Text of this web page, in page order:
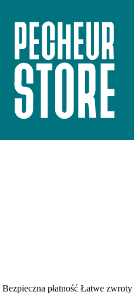
Bezpieczna płatność Łatwe zwroty